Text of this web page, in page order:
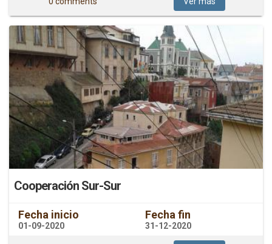
Cooperación Sur-Sur
Fecha inicio
01-09-2020
Fecha fin
31-12-2020